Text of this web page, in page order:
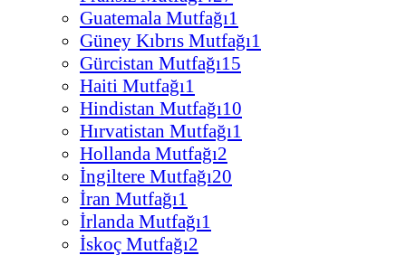
Guatemala Mutfağı1
Güney Kıbrıs Mutfağı1
Gürcistan Mutfağı15
Haiti Mutfağı1
Hindistan Mutfağı10
Hırvatistan Mutfağı1
Hollanda Mutfağı2
İngiltere Mutfağı20
İran Mutfağı1
İrlanda Mutfağı1
İskoç Mutfağı2